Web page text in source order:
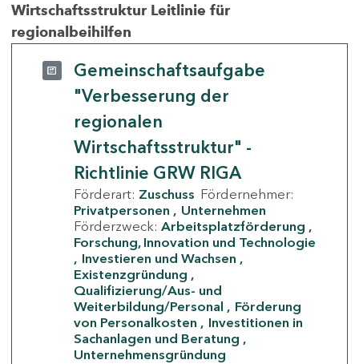
Wirtschaftsstruktur Leitlinie für
regionalbeihilfen
Gemeinschaftsaufgabe
"Verbesserung der
regionalen
Wirtschaftsstruktur" -
Richtlinie GRW RIGA
Förderart: Zuschuss Fördernehmer:
Privatpersonen
Unternehmen
Förderzweck: Arbeitsplatzförderung
Forschung, Innovation und Technologie
Investieren und Wachsen
Existenzgründung
Qualifizierung/Aus- und
Weiterbildung/Personal
Förderung
von Personalkosten
Investitionen in
Sachanlagen und Beratung
Unternehmensgründung